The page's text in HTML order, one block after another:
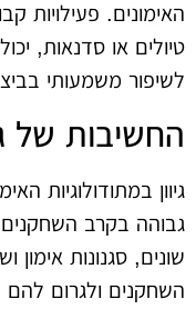
האימונים. פעילויות
טיולים או סדנאות,
לשיפור משמעותי
החשיבות של
גיוון במתודולוגיות
גבוהה בקרב
שונים, סגנונות
השחקנים ולגרום